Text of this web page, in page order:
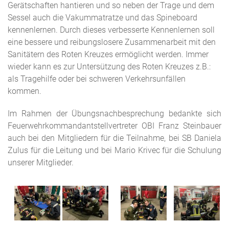
Gerätschaften hantieren und so neben der Trage und dem
Sessel auch die Vakummatratze und das Spineboard
kennenlernen. Durch dieses verbesserte Kennenlernen soll
eine bessere und reibungslosere Zusammenarbeit mit den
Sanitätern des Roten Kreuzes ermöglicht werden. Immer
wieder kann es zur Untersützung des Roten Kreuzes z.B.:
als Tragehilfe oder bei schweren Verkehrsunfällen
kommen.
Im Rahmen der Übungsnachbesprechung bedankte sich
Feuerwehrkommandantstellvertreter OBI Franz Steinbauer
auch bei den Mitgliedern für die Teilnahme, bei SB Daniela
Zulus für die Leitung und bei Mario Krivec für die Schulung
unserer Mitglieder.